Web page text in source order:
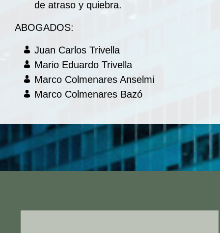
de atraso y quiebra.
ABOGADOS:
Juan Carlos Trivella
Mario Eduardo Trivella
Marco Colmenares Anselmi
Marco Colmenares Bazó